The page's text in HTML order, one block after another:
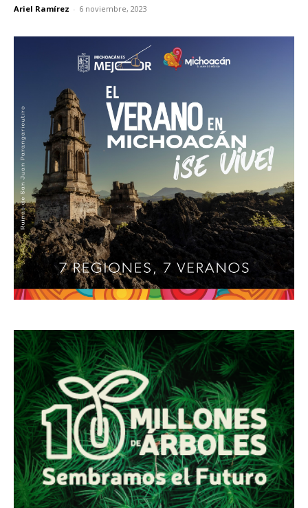
Ariel Ramírez - 6 noviembre, 2023